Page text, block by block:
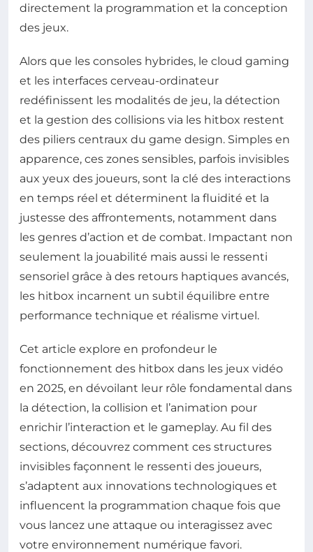
directement la programmation et la conception
des jeux.
Alors que les consoles hybrides, le cloud gaming
et les interfaces cerveau-ordinateur
redéfinissent les modalités de jeu, la détection
et la gestion des collisions via les hitbox restent
des piliers centraux du game design. Simples en
apparence, ces zones sensibles, parfois invisibles
aux yeux des joueurs, sont la clé des interactions
en temps réel et déterminent la fluidité et la
justesse des affrontements, notamment dans
les genres d’action et de combat. Impactant non
seulement la jouabilité mais aussi le ressenti
sensoriel grâce à des retours haptiques avancés,
les hitbox incarnent un subtil équilibre entre
performance technique et réalisme virtuel.
Cet article explore en profondeur le
fonctionnement des hitbox dans les jeux vidéo
en 2025, en dévoilant leur rôle fondamental dans
la détection, la collision et l’animation pour
enrichir l’interaction et le gameplay. Au fil des
sections, découvrez comment ces structures
invisibles façonnent le ressenti des joueurs,
s’adaptent aux innovations technologiques et
influencent la programmation chaque fois que
vous lancez une attaque ou interagissez avec
votre environnement numérique favori.